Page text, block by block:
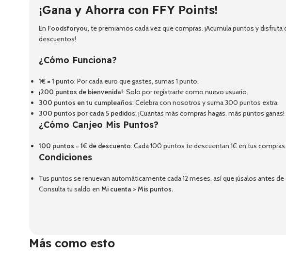
¡Gana y Ahorra con FFY Points!
En Foodsforyou, te premiamos cada vez que compras. ¡Acumula puntos y disfruta
descuentos!
¿Cómo Funciona?
1€ = 1 punto: Por cada euro que gastes, sumas 1 punto.
¡200 puntos de bienvenida!: Solo por registrarte como nuevo usuario.
300 puntos en tu cumpleaños: Celebra con nosotros y suma 300 puntos extra.
300 puntos por cada 5 pedidos: ¡Cuantas más compras hagas, más puntos ganas!
¿Cómo Canjeo Mis Puntos?
100 puntos = 1€ de descuento: Cada 100 puntos te descuentan 1€ en tus compras.
Condiciones
Tus puntos se renuevan automáticamente cada 12 meses, así que ¡úsalos antes de
Consulta tu saldo en Mi cuenta > Mis puntos.
Más como esto